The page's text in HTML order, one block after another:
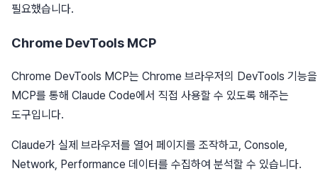
필요했습니다.
Chrome DevTools MCP
Chrome DevTools MCP는 Chrome 브라우저의 DevTools 기능을
MCP를 통해 Claude Code에서 직접 사용할 수 있도록 해주는
도구입니다.
Claude가 실제 브라우저를 열어 페이지를 조작하고, Console,
Network, Performance 데이터를 수집하여 분석할 수 있습니다.